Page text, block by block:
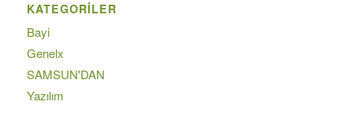
KATEGORILER
Bayi
Genelx
SAMSUN'DAN
Yazılım